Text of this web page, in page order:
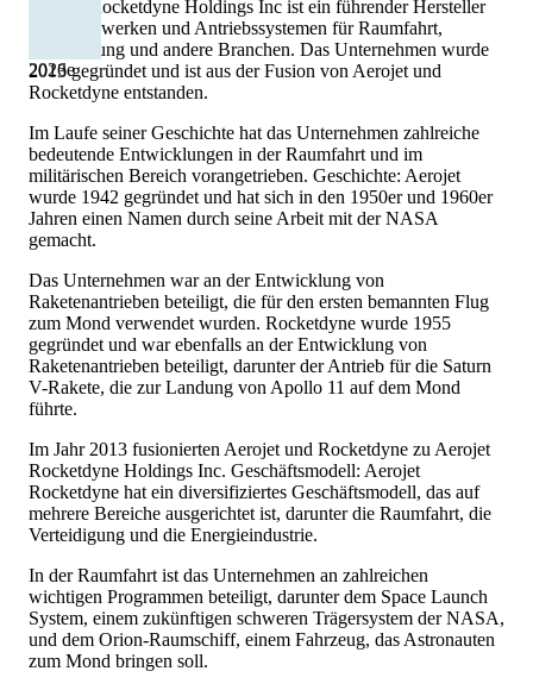
2026e
Aerojet Rocketdyne Holdings Inc ist ein führender Hersteller
von Triebwerken und Antriebssystemen für Raumfahrt,
Verteidigung und andere Branchen. Das Unternehmen wurde
2013 gegründet und ist aus der Fusion von Aerojet und
Rocketdyne entstanden.
Im Laufe seiner Geschichte hat das Unternehmen zahlreiche
bedeutende Entwicklungen in der Raumfahrt und im
militärischen Bereich vorangetrieben. Geschichte: Aerojet
wurde 1942 gegründet und hat sich in den 1950er und 1960er
Jahren einen Namen durch seine Arbeit mit der NASA
gemacht.
Das Unternehmen war an der Entwicklung von
Raketenantrieben beteiligt, die für den ersten bemannten Flug
zum Mond verwendet wurden. Rocketdyne wurde 1955
gegründet und war ebenfalls an der Entwicklung von
Raketenantrieben beteiligt, darunter der Antrieb für die Saturn
V-Rakete, die zur Landung von Apollo 11 auf dem Mond
führte.
Im Jahr 2013 fusionierten Aerojet und Rocketdyne zu Aerojet
Rocketdyne Holdings Inc. Geschäftsmodell: Aerojet
Rocketdyne hat ein diversifiziertes Geschäftsmodell, das auf
mehrere Bereiche ausgerichtet ist, darunter die Raumfahrt, die
Verteidigung und die Energieindustrie.
In der Raumfahrt ist das Unternehmen an zahlreichen
wichtigen Programmen beteiligt, darunter dem Space Launch
System, einem zukünftigen schweren Trägersystem der NASA,
und dem Orion-Raumschiff, einem Fahrzeug, das Astronauten
zum Mond bringen soll.